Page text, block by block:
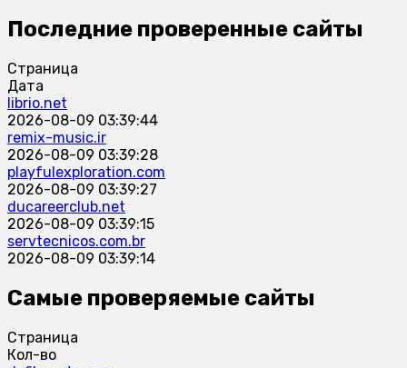
Последние проверенные сайты
Страница
Дата
librio.net
2026-08-09 03:39:44
remix-music.ir
2026-08-09 03:39:28
playfulexploration.com
2026-08-09 03:39:27
ducareerclub.net
2026-08-09 03:39:15
servtecnicos.com.br
2026-08-09 03:39:14
Самые проверяемые сайты
Страница
Кол-во